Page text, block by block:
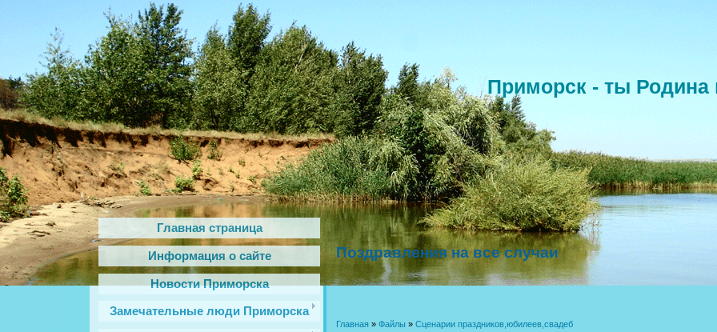
Приморск - ты Родина
Главная страница
Информация о сайте
Новости Приморска
Замечательные люди Приморска
Поздравления на все случаи
Главная » Файлы » Сценарии праздников,юбилеев,свадеб